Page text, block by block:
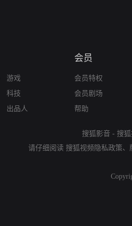
游戏
科技
出品人
会员
会员特权
会员剧场
帮助
搜狐影音 - 搜
请仔细阅读 搜狐视频隐私政策、